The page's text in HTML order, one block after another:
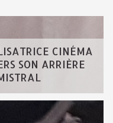
CINÉMA
SON ARRIÈRE